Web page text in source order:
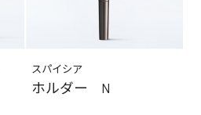
スパイシア
ホルダー N